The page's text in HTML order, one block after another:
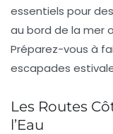
essentiels pour des
au bord de la mer
Préparez-vous à
escapades
Les Routes
l’Eau